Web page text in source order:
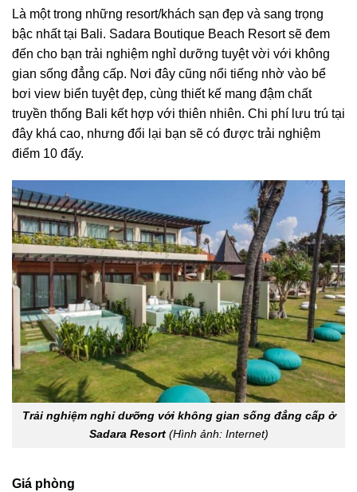
Là một trong những resort/khách sạn đẹp và sang trọng
bậc nhất tại Bali. Sadara Boutique Beach Resort sẽ đem
đến cho bạn trải nghiệm nghỉ dưỡng tuyệt vời với không
gian sống đẳng cấp. Nơi đây cũng nổi tiếng nhờ vào bể
bơi view biển tuyệt đẹp, cùng thiết kế mang đậm chất
truyền thống Bali kết hợp với thiên nhiên. Chi phí lưu trú tại
đây khá cao, nhưng đổi lại bạn sẽ có được trải nghiệm
điểm 10 đấy.
Trải nghiệm nghỉ dưỡng với không gian sống đẳng cấp ở
Sadara Resort(Hình ảnh: Internet)
Giá phòng